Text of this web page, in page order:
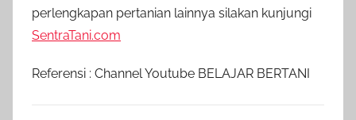
perlengkapan pertanian lainnya silakan kunjungi
SentraTani.com
Referensi : Channel Youtube BELAJAR BERTANI